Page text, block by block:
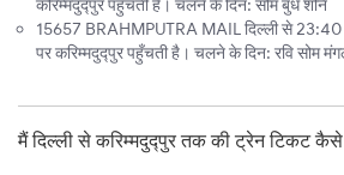
करिम्मदुद्पुर पहुँचती है। चलने के दिन: सोम बुध शनि
15657 BRAHMPUTRA MAIL दिल्ली से
पर करिम्मदुद्पुर पहुँचती है। चलने के दिन: रवि सोम
मैं दिल्ली से करिम्मदुद्पुर तक की ट्रेन टिकट